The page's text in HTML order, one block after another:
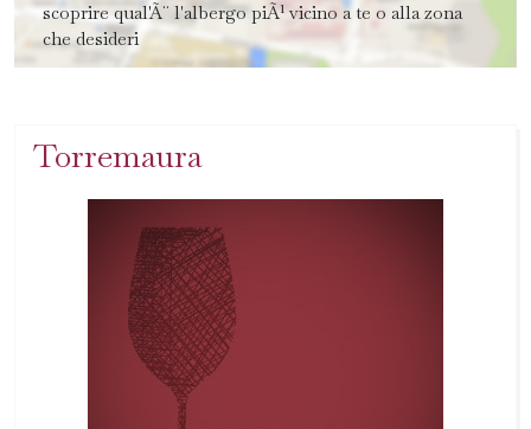
scoprire qual'Ã¨ l'albergo piÃ¹ vicino a te o alla zona
che desideri
Torremaura